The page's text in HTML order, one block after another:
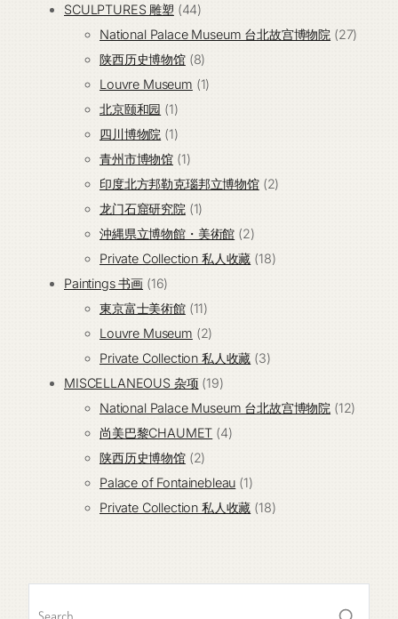
品
品
产
SCULPTURES 雕塑 4444
个
产
品
National Palace Museum 台北故宫博物院 2727
陕西历史博物馆 88
个
Louvre Museum 11
北京颐和园 11
个
产
品
四川博物院 11
个
产
品
青州市博物馆 11
个
产
品
印度北方邦勒克瑙邦立博物馆 22
品
龙门石窟研究院 11
个
产
沖縄県立博物館・美術館 22
个
Private Collection 私人收藏 1818
Paintings 书画 1616
个
产
品
東京富士美術館 1111
个
产
品
Louvre Museum 22
个
产
品
Private Collection 私人收藏 33
产
MISCELLANEOUS 杂项 1919
个
产
National Palace Museum 台北故宫博物院 1212
尚美巴黎CHAUMET 44
产
品
陕西历史博物馆 22
个
产
Palace of Fontainebleau 11
个
Private Collection 私人收藏 1818
品